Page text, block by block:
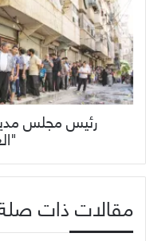
رئيس مجلس
مقالات ذات